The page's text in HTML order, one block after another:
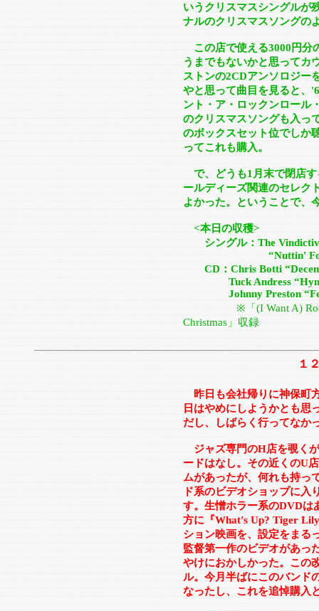
いうクリスマスシングルが
ナルのクリスマスソングの
この店で使える3000円分
うまでもないかと思ってカ
ストンの2CDアンソロジー
やと思って曲目を見ると、
ント・ア・ロックンロール
のクリスマスソングも入っ
のボックスセット位でしか
ってこれも購入。
で、どうも1月末で閉店す
ールディーズ関連のセレク
よかった。ということで、
<本日の収穫>
シングル：The
“Nuttin' For
CD：Chris Botti
Tuck Andress “Hyms,
Johnny Preston “Feel
※「(I Want A)
Christmas」収録
１
昨日も会社帰りに神保町
日はやめにしようかとも思
だし、しばらく行ってなか
ジャズ専門のH店を覗く
ードはなし。その近くのU
ムがあったが、何れも持っ
ド系のビデオショップに入
す。生憎ホラー系のDVDは
方に『What's Up? Tiger
ション映画を、設定をまる
監督第一作のビデオがあっ
やけにおかしかった。この
ル。今月半ばにこのバンド
なったし、これを追悼購入